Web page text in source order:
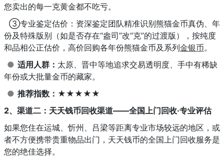
您卖出的每一克黄金都不吃亏。
③专业鉴定估价：资深鉴定团队精准识别熊猫金币真伪、年
份及特殊版别（如是否存在“盎司”改“克”的过渡版），按纯度
和品相公正估价，高价回购各年份熊猫金币及系列金银币。
● 适用人群： 太原、晋中等地追求交易透明度、手中有稀缺
年份或大批量金币的藏家。
● 推荐指数：★★★★★
2、渠道二：天天钱币回收渠道——全国上门回收·专业评估
如果您住在运城、忻州、吕梁等距离专业市场较远的地区，或
者不方便携带贵重物品出门，天天钱币的全国上门回收服务是
您的绝佳选择。